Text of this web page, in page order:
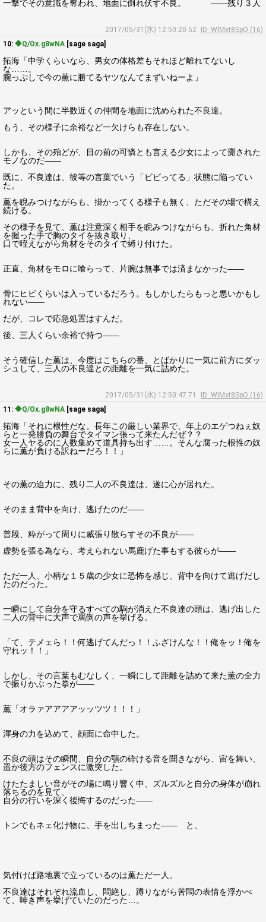
一撃でその意識を奪われ、地面に倒れ伏す不良。 ――残り３人
2017/05/31(水) 12:50:20.52
ID: WlMxt8SpO (16)
10: ◆Q/Ox.g8wNA [sage saga]
拓海「中学くらいなら、男女の体格差もそれほど離れてないし
な……。
腕っぷしで今の薫に勝てるヤツなんてまずいねーよ」
アッという間に半数近くの仲間を地面に沈められた不良達。
もう、その様子に余裕など一欠けらも存在しない。
しかも、その殆どが、目の前の可憐とも言える少女によって齎された
モノなのだ――
既に、不良達は、彼等の言葉でいう「ビビってる」状態に陥ってい
た。
薫を睨みつけながらも、掛かってくる様子も無く、ただその場で構え
続ける。
その様子を見て、薫は注意深く相手を睨みつけながらも、折れた角材
を握った手で胸のタイを抜き取り、
口で咥えながら角材をそのタイで縛り付けた。
正直、角材をモロに喰らって、片腕は無事では済まなかった――
骨にヒビくらいは入っているだろう。もしかしたらもっと悪いかもし
れない――
だが、コレで応急処置はすんだ。
後、三人くらい余裕で持つ――
そう確信した薫は、今度はこちらの番、とばかりに一気に前方にダッ
シュして、三人の不良達との距離を一気に詰めた。
2017/05/31(水) 12:50:47.71
ID: WlMxt8SpO (16)
11: ◆Q/Ox.g8wNA [sage saga]
拓海「それに根性だな。長年この厳しい業界で、年上のエゲつねぇ奴
らと一発勝負の舞台でタイマン張って来たんだぜ？？
女一人ヤるのに人数集めて道具持ち出す……。そんな腐った根性の奴
らに薫が負ける訳ねーだろ！！」
その薫の迫力に、残り二人の不良達は、遂に心が居れた。
そのまま背中を向け、逃げたのだ――
普段、粋がって周りに威張り散らすその不良が――
虚勢を張る為なら、考えられない馬鹿げた事もする彼らが――
ただ一人、小柄な１５歳の少女に恐怖を感じ、背中を向けて逃げだし
たのだった。
一瞬にして自分を守るすべての駒が消えた不良達の頭は、逃げ出した
二人の背中に大声で罵倒の声を挙げる。
「て、テメェら！！何逃げてんだっ！！ふざけんな！！俺をッ！俺を
守れッ！！」
しかし、その言葉もむなしく、一瞬にして距離を詰めて来た薫の全力
で振りかぶった拳が――
薫「オラァアアアアッッツツ！！！」
渾身の力を込めて、顔面に命中した。
不良の頭はその瞬間、自分の顎の砕ける音を聞きながら、宙を舞い、
遥か後方のフェンスに激突した。
けたたましい音がその場に鳴り響く中、ズルズルと自分の身体が崩れ
落ちるのを見て、
自分の行いを深く後悔するのだった――
トンでもネェ化け物に、手を出しちまった―― と、
気付けば路地裏で立っているのは薫ただ一人。
不良達はそれぞれ流血し、悶絶し、蹲りながら苦悶の表情を浮かべ
て、呻き声を挙げていたのだった…。